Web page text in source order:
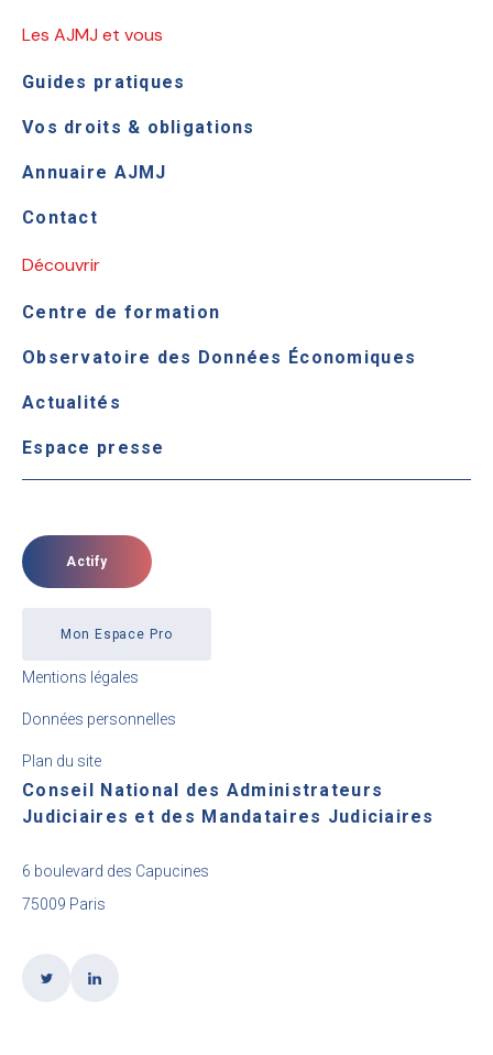
Les AJMJ et vous
Guides pratiques
Vos droits & obligations
Annuaire AJMJ
Contact
Découvrir
Centre de formation
Observatoire des Données Économiques
Actualités
Espace presse
Actify
Mon Espace Pro
Mentions légales
Données personnelles
Plan du site
Conseil National des Administrateurs
Judiciaires et des Mandataires Judiciaires
6 boulevard des Capucines
75009 Paris